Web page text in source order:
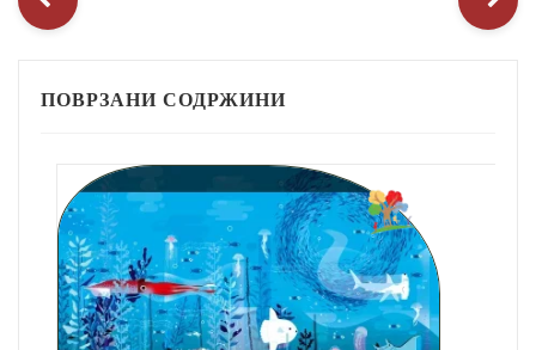
ПОВРЗАНИ СОДРЖИНИ